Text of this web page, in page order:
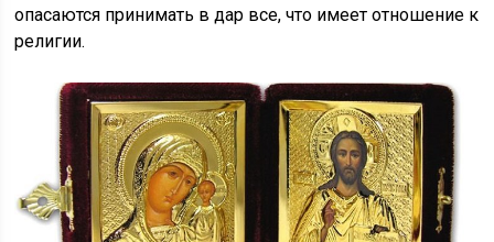
опасаются принимать в дар все, что имеет отношение к
религии.